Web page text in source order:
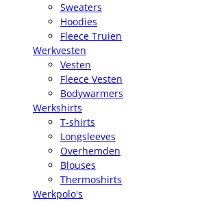
Sweaters
Hoodies
Fleece Truien
Werkvesten
Vesten
Fleece Vesten
Bodywarmers
Werkshirts
T-shirts
Longsleeves
Overhemden
Blouses
Thermoshirts
Werkpolo's